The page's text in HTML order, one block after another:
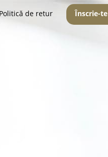
Politică de retur Înscrie-te